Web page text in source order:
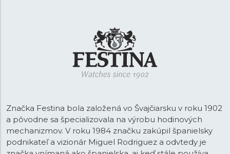
Značka Festina bola založená vo Švajčiarsku v roku 1902
a pôvodne sa špecializovala na výrobu hodinových
mechanizmov. V roku 1984 značku zakúpil španielsky
podnikateľ a vizionár Miguel Rodriguez a odvtedy je